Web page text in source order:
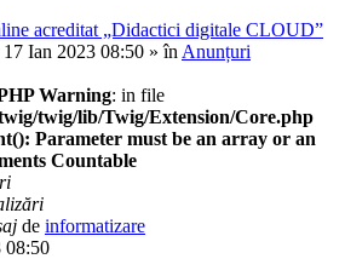
acreditat „Didactici digitale CLOUD”
17 Ian 2023 08:50 » în Anunțuri
Warning: in file
twig/lib/Twig/Extension/Core.php
Parameter must be an array or an
Countable
de informatizare
08:50